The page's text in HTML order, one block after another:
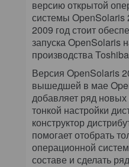
версию открытой
системы OpenSolaris
2009 год стоит
запуска OpenSolaris
производства
Версия OpenSolaris
вышедшей в мае
добавляет ряд
тонкой настройки
конструктор
помогает отобрать
операционной
составе и сделать